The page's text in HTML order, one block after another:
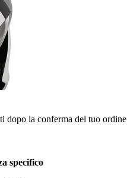
dopo la conferma del tuo ordine
specifico